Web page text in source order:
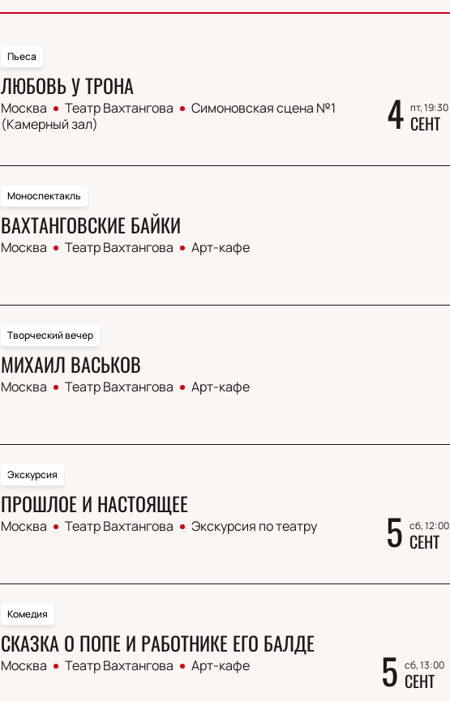
Пьеса
ЛЮБОВЬ У ТРОНА
Москва Театр Вахтангова
Симоновская сцена №1
(Камерный зал)
4 пт, 19:30
СЕНТ
Моноспектакль
ВАХТАНГОВСКИЕ БАЙКИ
Москва Театр Вахтангова Арт-кафе
Творческий вечер
МИХАИЛ ВАСЬКОВ
Москва Театр Вахтангова Арт-кафе
Экскурсия
ПРОШЛОЕ И НАСТОЯЩЕЕ
Москва Театр Вахтангова Экскурсия по театру 5 сб, 12:00
СЕНТ
Комедия
CКАЗКА О ПОПЕ И РАБОТНИКЕ ЕГО БАЛДЕ
Москва Театр Вахтангова Арт-кафе 5 сб, 13:00
СЕНТ